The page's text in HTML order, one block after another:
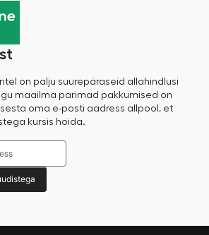
on palju suurepäraseid allahindlusi
maailma parimad pakkumised on
oma e-posti aadress allpool, et
kursis hoida.